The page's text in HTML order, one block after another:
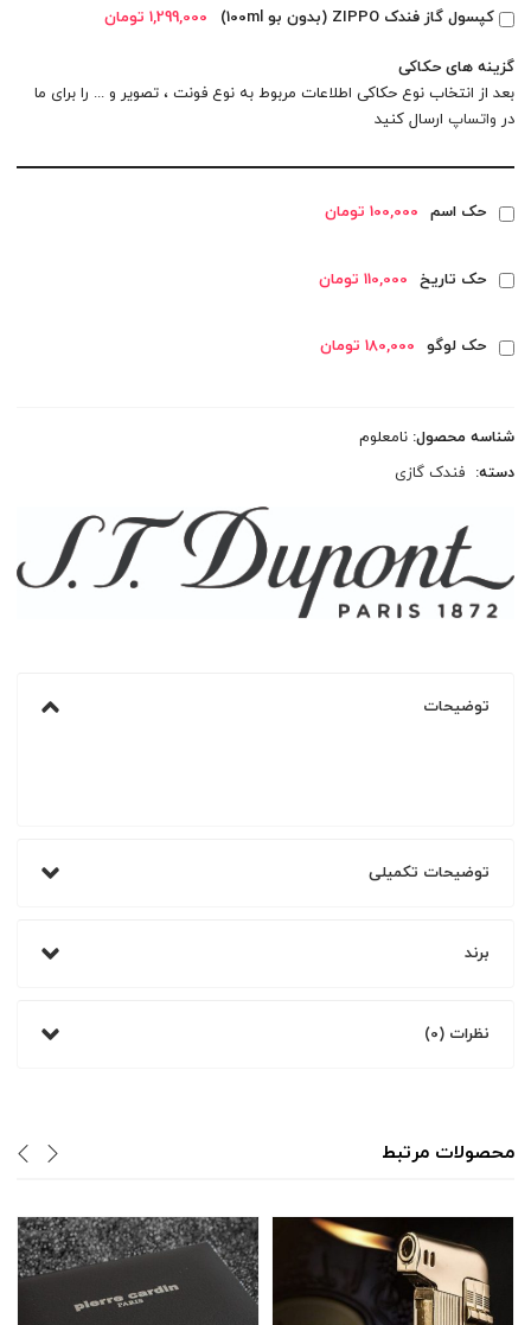
کپسول گاز فندک ZIPPO (بدون بو 100ml) 1,299,000 تومان
گزینه های حکاکی
بعد از انتخاب نوع حکاکی اطلاعات مربوط به نوع فونت ، تصویر و ... را برای ما
در واتساپ ارسال کنید
حک اسم 100,000 تومان
حک تاریخ 110,000 تومان
حک لوگو 180,000 تومان
شناسه محصول:نامعلوم
دسته: فندک گازی
توضیحات
توضیحات تکمیلی
برند
نظرات (0)
محصولات مرتبط